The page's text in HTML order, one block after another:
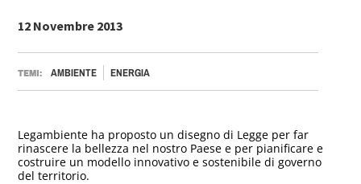
12 Novembre 2013
TEMI: AMBIENTE ENERGIA
Legambiente ha proposto un disegno di Legge per far
rinascere la bellezza nel nostro Paese e per pianificare e
costruire un modello innovativo e sostenibile di governo
del territorio.